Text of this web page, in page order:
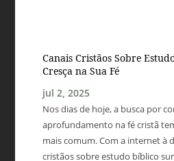
Canais Cristãos Sobre
Cresça na Sua Fé
jul 2, 2025
Nos dias de hoje, a busca por
aprofundamento na fé cristã
mais comum. Com a internet à
cristãos sobre estudo bíblico